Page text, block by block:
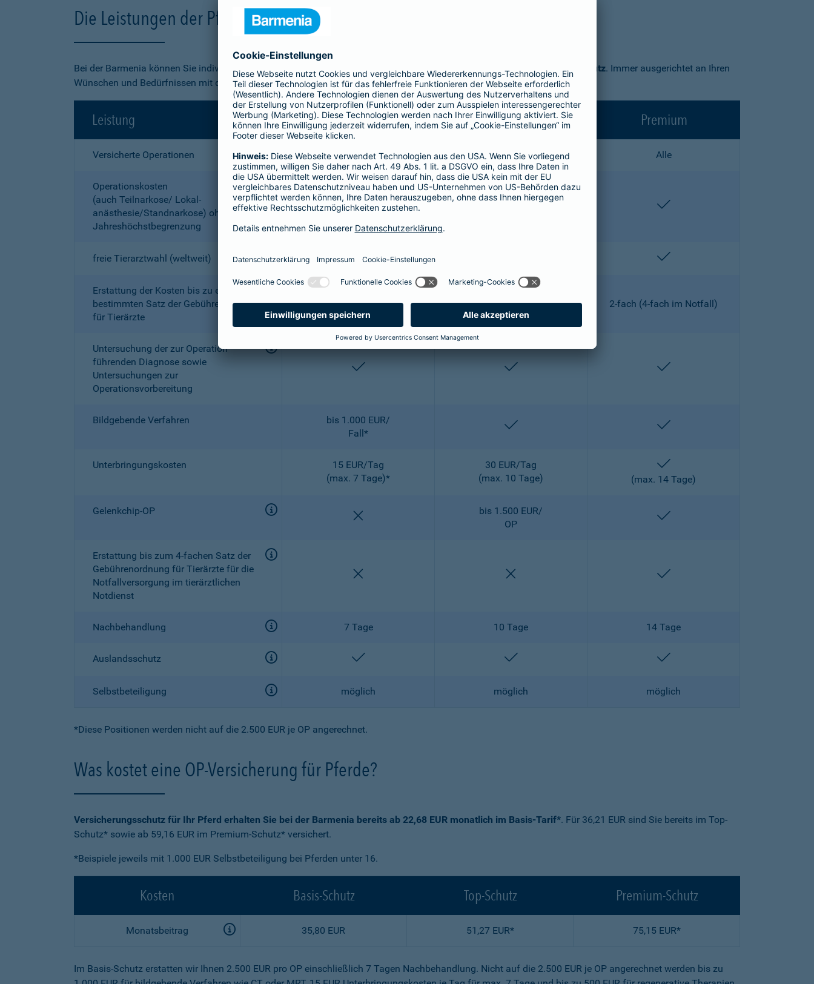
Die Leistungen der Pferde-OP-Versicherung im Vergleich
Bei der Barmenia können Sie individuell aus 3 verschiedenen Tarifen für Ihr Pferd wählen: Basis-, Top- oder Premium-Schutz. Immer ausgerichtet an Ihren
Wünschen und Bedürfnissen mit dem besten Preis-Leistungsverhältnis.
Leistung Basis Top Premium
Versicherte Operationen Alle Alle Alle
Operationskosten
(auch Teilnarkose/ Lokal­
anästhesie/Standnarkose) ohne
Jahreshöchstbe­grenzung
bis 2.500 EUR/
OP
enthalten enthalten
freie Tierarztwahl (weltweit) enthalten enthalten
Erstattung der Kosten bis zu einem
bestimmten Satz der Gebührenordnung
für Tierärzte
2-fach 2-fach 2-fach (4-fach im Notfall)
Untersuchung der zur Operation
führenden Diagnose sowie
Untersuchungen zur
Operationsvorbereitung
enthalten enthalten enthalten
Bildgebende Verfahren
bis 1.000 EUR/
Fall*
enthalten enthalten
Unterbringungskosten
15 EUR/Tag
(max. 7 Tage)*
30 EUR/Tag
(max. 10 Tage)
enthalten
(max. 14 Tage)
Gelenkchip-OP
bis 1.500 EUR/
OP
enthalten
Erstattung bis zum 4-fachen Satz der
Gebührenordnung für Tierärzte für die
Notfallversorgung im tierärztlichen
Notdienst
enthalten
Nachbehandlung 7 Tage 10 Tage 14 Tage
Auslandsschutz enthalten enthalten enthalten
Selbstbeteiligung möglich möglich möglich
*Diese Positionen werden nicht auf die 2.500 EUR je OP angerechnet.
Was kostet eine OP-Versicherung für Pferde?
Versicherungsschutz für Ihr Pferd erhalten Sie bei der Barmenia bereits ab 22,68 EUR monatlich im Basis-Tarif*. Für 36,21 EUR sind Sie bereits im Top-
Schutz* sowie ab 59,16 EUR im Premium-Schutz* versichert.
*Beispiele jeweils mit 1.000 EUR Selbstbeteiligung bei Pferden unter 16.
Kosten Basis-Schutz Top-Schutz Premium-Schutz
Monatsbeitrag 35,80 EUR 51,27 EUR* 75,15 EUR*
Im Basis-Schutz erstatten wir Ihnen 2.500 EUR pro OP einschließlich 7 Tagen Nachbehandlung. Nicht auf die 2.500 EUR je OP angerechnet werden bis zu